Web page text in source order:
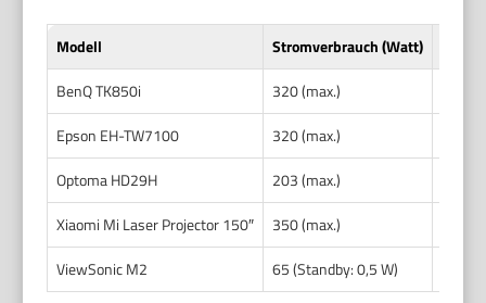
Modell Stromverbrauch (Watt)
BenQ TK850i
320 (max.)
Epson EH-TW7100
320 (max.)
Optoma HD29H
203 (max.)
Xiaomi Mi Laser Projector 150″
350 (max.)
ViewSonic M2
65 (Standby: 0,5 W)